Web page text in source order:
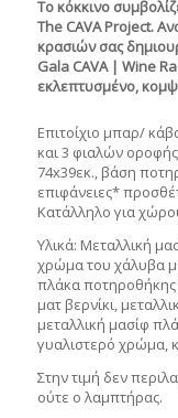
Το κόκκινο
The CAVA Project.
κρασιών σας
Gala CAVA | Wine
εκλεπτυσμένο,
Επιτοίχιο μπαρ/
και 3 φιαλών
74x39εκ., βάση
επιφάνειες*
Κατάλληλο για
Υλικά: Μεταλλική
χρώμα του χάλυβα
πλάκα
ματ βερνίκι,
μεταλλική μασίφ
γυαλιστερό χρώμα,
Στην τιμή δεν
ούτε ο λαμπτήρας.